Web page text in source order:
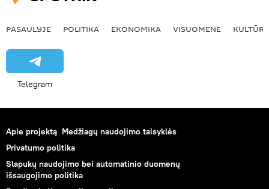
PASAULYJE POLITIKA EKONOMIKA VISUOMENĖ KULTŪRA
Telegram
Apie projektą Medžiagų naudojimo taisyklės
Privatumo politika
Slapukų naudojimo bei automatinio duomenų
išsaugojimo politika